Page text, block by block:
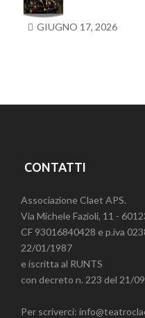
GIUGNO 17, 2026
CONTATTI
Associazione Claet APS.
Via Michele Fazioli, 11 -
CF 93016840428 e p.iva
22/01/1987
e iscritta al RUNTS
con decreto n. 223 del 21/
Per scriverci: